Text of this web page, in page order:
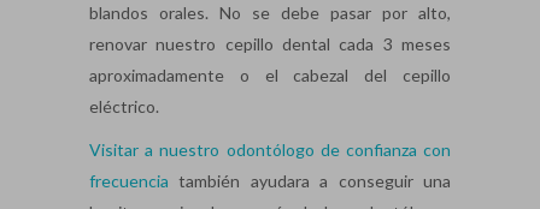
blandos orales. No se debe pasar por alto,
renovar nuestro cepillo dental cada 3 meses
aproximadamente o el cabezal del cepillo
eléctrico.
Visitar a nuestro odontólogo de confianza con
frecuencia también ayudara a conseguir una